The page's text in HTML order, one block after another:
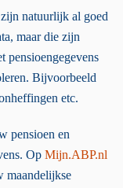
natuurlijk al goed
maar die zijn
pensioengegevens
Bijvoorbeeld
etc.
pensioen en
Op Mijn.ABP.nl
maandelijkse